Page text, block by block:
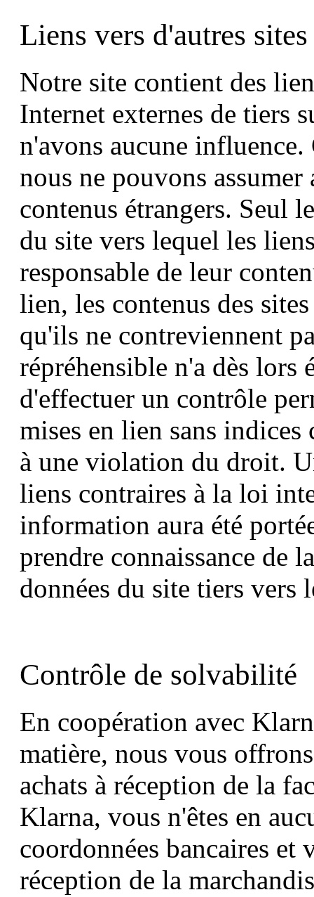
Liens vers d'autres
Notre site contient des
Internet externes de tiers
n'avons aucune
nous ne pouvons
contenus étrangers. Seul
du site vers lequel les
responsable de leur
lien, les contenus des
qu'ils ne contreviennent
répréhensible n'a dès lors
d'effectuer un contrôle
mises en lien sans
à une violation du droit.
liens contraires à la loi
information aura été
prendre connaissance de
données du site tiers
Contrôle de solvabilité
En coopération avec
matière, nous vous
achats à réception de la
Klarna, vous n'êtes en
coordonnées bancaires et
réception de la